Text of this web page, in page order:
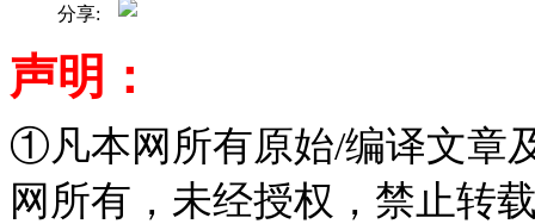
分享:
声明：
①凡本网所有原始/编译文章
网所有，未经授权，禁止转